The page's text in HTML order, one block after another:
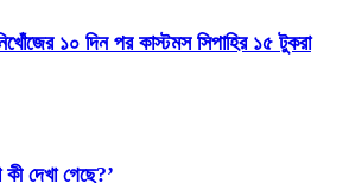
১০ দিন পর কাস্টমস সিপাহির ১৫ টুকরা
কী দেখা গেছে?’